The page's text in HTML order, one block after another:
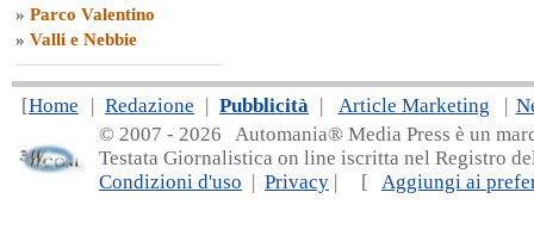
» Parco Valentino
» Valli e Nebbie
[Home | Redazione | Pubblicità | Article Marketing |
© 2007 - 2026 Automania® Media Press è un
Testata Giornalistica on line iscritta nel Registro
Condizioni d'uso | Privacy | [ Aggiungi ai